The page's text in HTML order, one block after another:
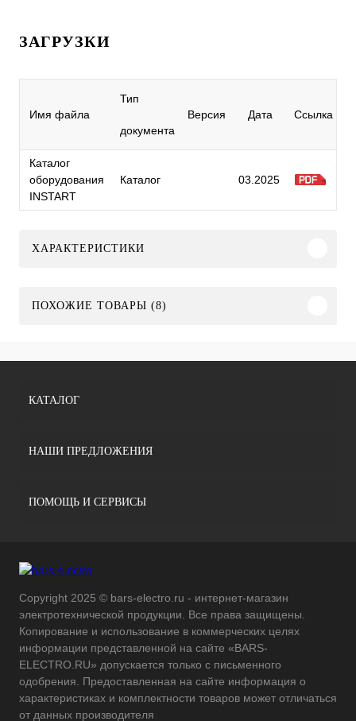
ЗАГРУЗКИ
Имя файла
Тип
документа
Версия Дата Ссылка
Каталог
оборудования
INSTART
Каталог 03.2025
ХАРАКТЕРИСТИКИ
ПОХОЖИЕ ТОВАРЫ (8)
КАТАЛОГ
НАШИ ПРЕДЛОЖЕНИЯ
ПОМОЩЬ И СЕРВИСЫ
Copyright 2025 © bars-electro.ru - интернет-магазин
электротехнической продукции. Все права защищены.
Копирование и использование в коммерческих целях
информации представленной на сайте «BARS-
ELECTRO.RU» допускается только с письменного
одобрения. Предоставленная на сайте информация о
характеристиках и комплектности товаров может отличаться
от данных производителя